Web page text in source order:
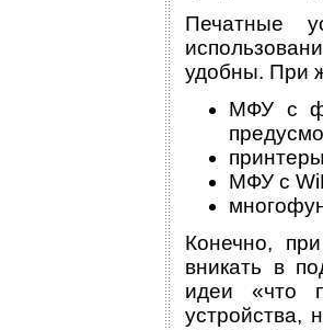
Печатные
удобны. При
МФУ с
МФУ с
Конечно,
вникать в
идеи «что
устройства,